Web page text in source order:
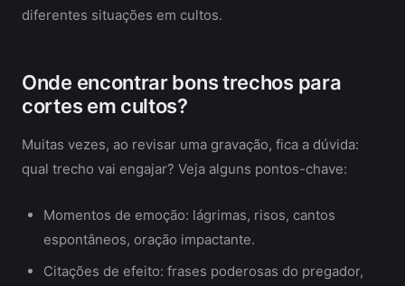
diferentes situações em cultos.
Onde encontrar bons trechos para
cortes em cultos?
Muitas vezes, ao revisar uma gravação, fica a dúvida:
qual trecho vai engajar? Veja alguns pontos-chave:
Momentos de emoção: lágrimas, risos, cantos
espontâneos, oração impactante.
Citações de efeito: frases poderosas do pregador,